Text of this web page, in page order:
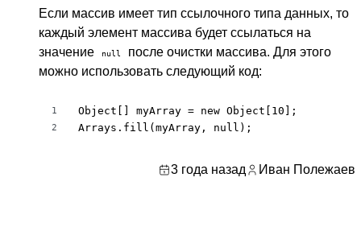
Если массив имеет тип ссылочного типа данных, то
каждый элемент массива будет ссылаться на
значение
null
после очистки массива. Для этого
можно использовать следующий код:
1
2
Object[] myArray = new Object[10];
Arrays.fill(myArray, null);
3 года назад Иван Полежаев